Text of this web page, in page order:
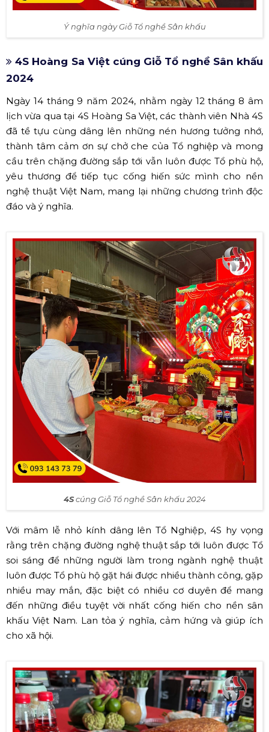
Ý nghĩa ngày Giỗ Tổ nghề Sân khấu
4S Hoàng Sa Việt cúng Giỗ Tổ nghề Sân khấu
2024
Ngày 14 tháng 9 năm 2024, nhằm ngày 12 tháng 8 âm
lịch vừa qua tại 4S Hoàng Sa Việt, các thành viên Nhà 4S
đã tề tựu cùng dâng lên những nén hương tưởng nhớ,
thành tâm cảm ơn sự chở che của Tổ nghiệp và mong
cầu trên chặng đường sắp tới vẫn luôn được Tổ phù hộ,
yêu thương để tiếp tục cống hiến sức mình cho nền
nghệ thuật Việt Nam, mang lại những chương trình độc
đáo và ý nghĩa.
4Scúng Giỗ Tổ nghề Sân khấu 2024
Với mâm lễ nhỏ kính dâng lên Tổ Nghiệp, 4S hy vọng
rằng trên chặng đường nghệ thuật sắp tới luôn được Tổ
soi sáng để những người làm trong ngành nghệ thuật
luôn được Tổ phù hộ gặt hái được nhiều thành công, gặp
nhiều may mắn, đặc biệt có nhiều cơ duyên để mang
đến những điều tuyệt vời nhất cống hiến cho nền sân
khấu Việt Nam. Lan tỏa ý nghĩa, cảm hứng và giúp ích
cho xã hội.